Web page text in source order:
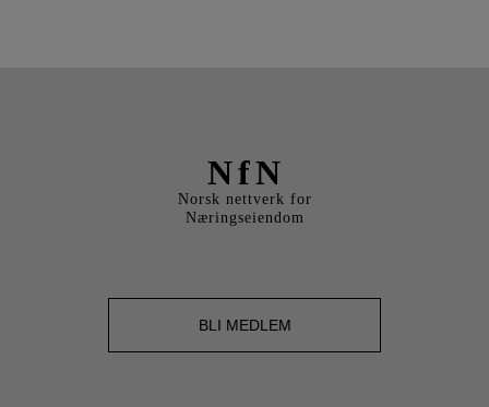
NfN
Norsk nettverk for
Næringseiendom
BLI MEDLEM